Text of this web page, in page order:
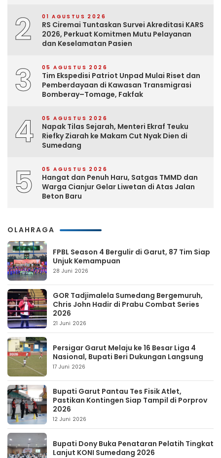
2 01 AGUSTUS 2026
RS Ciremai Tuntaskan Survei Akreditasi KARS
2026, Perkuat Komitmen Mutu Pelayanan
dan Keselamatan Pasien
3 05 AGUSTUS 2026
Tim Ekspedisi Patriot Unpad Mulai Riset dan
Pemberdayaan di Kawasan Transmigrasi
Bomberay–Tomage, Fakfak
4 05 AGUSTUS 2026
Napak Tilas Sejarah, Menteri Ekraf Teuku
Riefky Ziarah ke Makam Cut Nyak Dien di
Sumedang
5 05 AGUSTUS 2026
Hangat dan Penuh Haru, Satgas TMMD dan
Warga Cianjur Gelar Liwetan di Atas Jalan
Beton Baru
OLAHRAGA
FPBL Season 4 Bergulir di Garut, 87 Tim Siap
Unjuk Kemampuan
28 Juni 2026
GOR Tadjimalela Sumedang Bergemuruh,
Chris John Hadir di Prabu Combat Series
2026
21 Juni 2026
Persigar Garut Melaju ke 16 Besar Liga 4
Nasional, Bupati Beri Dukungan Langsung
17 Juni 2026
Bupati Garut Pantau Tes Fisik Atlet,
Pastikan Kontingen Siap Tampil di Porprov
2026
12 Juni 2026
Bupati Dony Buka Penataran Pelatih Tingkat
Lanjut KONI Sumedang 2026